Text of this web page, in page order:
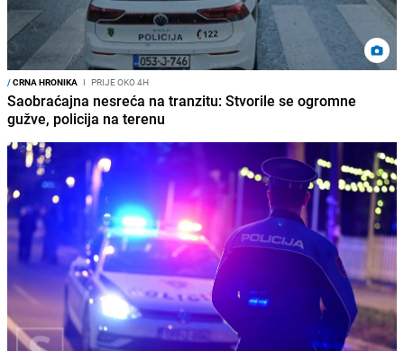
/CRNA HRONIKA I PRIJE OKO 4H
Saobraćajna nesreća na tranzitu: Stvorile se ogromne
gužve, policija na terenu